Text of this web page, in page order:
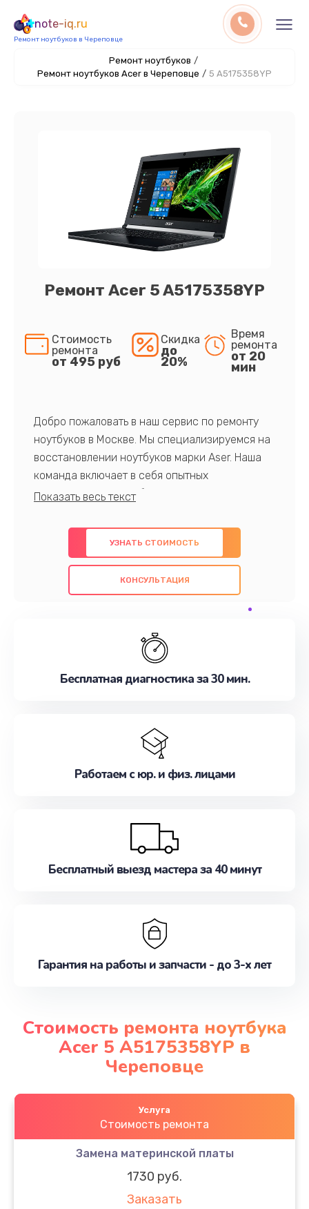
note-iq.ru
Ремонт ноутбуков в Череповце
Ремонт ноутбуков /
Ремонт ноутбуков Acer в Череповце / 5 A5175358YP
Ремонт Acer 5 A5175358YP
Стоимость
ремонта
от 495 руб
Скидка
до
20%
Время
ремонта
от 20
мин
Добро пожаловать в наш сервис по ремонту
ноутбуков в Москве. Мы специализируемся на
восстановлении ноутбуков марки Aser. Наша
команда включает в себя опытных
профессионалов с обширными знаниями и
предлагаем быстрый и качественный ремонт с
использованием оригинальных компонентов, а
также гарантируем качество всех
проведенных работ. Наша цель - предоставить
наилучшим образом. Не медлите записаться на
УЗНАТЬ СТОИМОСТЬ
КОНСУЛЬТАЦИЯ
Бесплатная диагностика за 30 мин.
Работаем с юр. и физ. лицами
Бесплатный выезд мастера за 40 минут
Гарантия на работы и запчасти - до 3-х лет
Стоимость ремонта ноутбука
Acer 5 A5175358YP в
Череповце
Услуга
Стоимость ремонта
Замена материнской платы
1730 руб.
Заказать